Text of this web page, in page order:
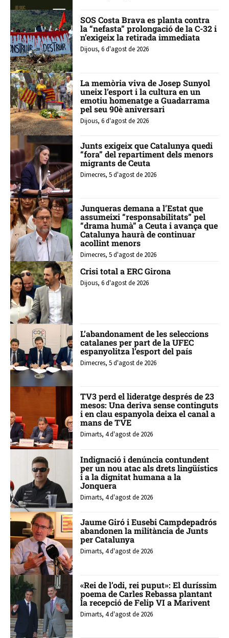
SOS Costa Brava es planta contra
la “nefasta” prolongació de la C-32 i
n’exigeix la retirada immediata
Dijous, 6 d'agost de 2026
La memòria viva de Josep Sunyol
uneix l’esport i la cultura en un
emotiu homenatge a Guadarrama
pel seu 90è aniversari
Dijous, 6 d'agost de 2026
Junts exigeix que Catalunya quedi
“fora” del repartiment dels menors
migrants de Ceuta
Dimecres, 5 d'agost de 2026
Junqueras demana a l’Estat que
assumeixi “responsabilitats” pel
“drama humà” a Ceuta i avança que
Catalunya haurà de continuar
acollint menors
Dimecres, 5 d'agost de 2026
Crisi total a ERC Girona
Dijous, 6 d'agost de 2026
L’abandonament de les seleccions
catalanes per part de la UFEC
espanyolitza l’esport del país
Dimecres, 5 d'agost de 2026
TV3 perd el lideratge després de 23
mesos: Una deriva sense continguts
i en clau espanyola deixa el canal a
mans de TVE
Dimarts, 4 d'agost de 2026
Indignació i denúncia contundent
per un nou atac als drets lingüístics
i a la dignitat humana a la
Jonquera
Dimarts, 4 d'agost de 2026
Jaume Giró i Eusebi Campdepadrós
abandonen la militància de Junts
per Catalunya
Dimarts, 4 d'agost de 2026
«Rei de l’odi, rei puput»: El duríssim
poema de Carles Rebassa plantant
la recepció de Felip VI a Marivent
Dimarts, 4 d'agost de 2026